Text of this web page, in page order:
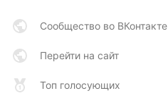
Сообщество во ВКонтакте
Перейти на сайт
Топ голосующих